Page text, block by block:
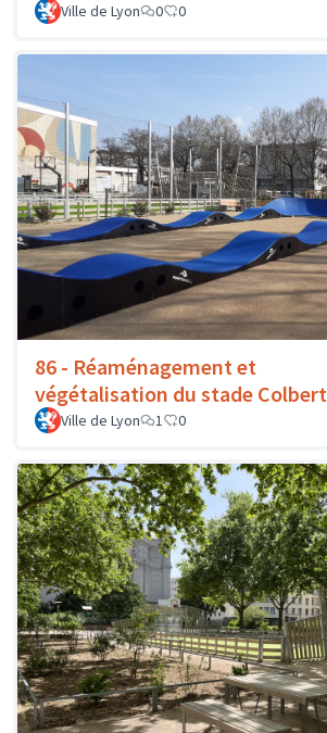
Ville de Lyon 0 0
86 - Réaménagement et
végétalisation du stade Colbert
Ville de Lyon 1 0